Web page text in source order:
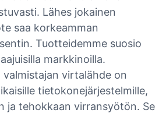
Lähes jokainen
saa korkeamman
Tuotteidemme suosio
markkinoilla.
virtalähde on
tietokonejärjestelmille,
ja tehokkaan virransyötön. Se